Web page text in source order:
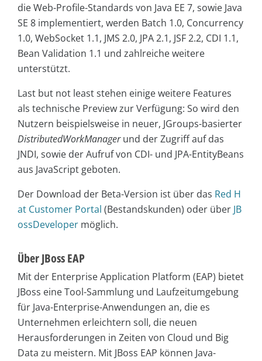
die Web-Profile-Standards von Java EE 7, sowie Java
SE 8 implementiert, werden Batch 1.0, Concurrency
1.0, WebSocket 1.1, JMS 2.0, JPA 2.1, JSF 2.2, CDI 1.1,
Bean Validation 1.1 und zahlreiche weitere
unterstützt.
Last but not least stehen einige weitere Features
als technische Preview zur Verfügung: So wird den
Nutzern beispielsweise in neuer, JGroups-basierter
DistributedWorkManagerund der Zugriff auf das
JNDI, sowie der Aufruf von CDI- und JPA-EntityBeans
aus JavaScript geboten.
Der Download der Beta-Version ist über das Red H
at Customer Portal (Bestandskunden) oder über JB
ossDeveloper möglich.
Über JBoss EAP
Mit der Enterprise Application Platform (EAP) bietet
JBoss eine Tool-Sammlung und Laufzeitumgebung
für Java-Enterprise-Anwendungen an, die es
Unternehmen erleichtern soll, die neuen
Herausforderungen in Zeiten von Cloud und Big
Data zu meistern. Mit JBoss EAP können Java-